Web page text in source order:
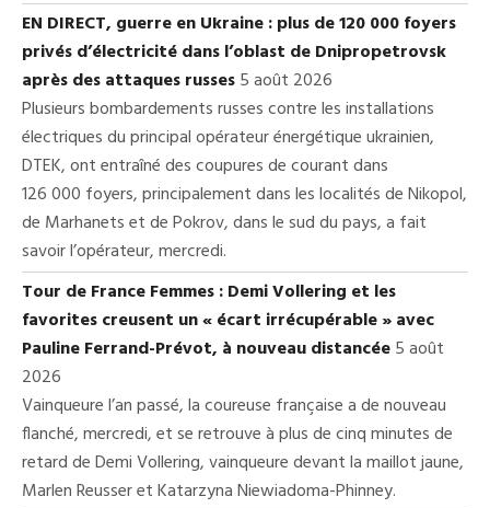
EN DIRECT, guerre en Ukraine : plus de 120 000 foyers
privés d’électricité dans l’oblast de Dnipropetrovsk
après des attaques russes5 août 2026
Plusieurs bombardements russes contre les installations
électriques du principal opérateur énergétique ukrainien,
DTEK, ont entraîné des coupures de courant dans
126 000 foyers, principalement dans les localités de Nikopol,
de Marhanets et de Pokrov, dans le sud du pays, a fait
savoir l’opérateur, mercredi.
Tour de France Femmes : Demi Vollering et les
favorites creusent un « écart irrécupérable » avec
Pauline Ferrand-Prévot, à nouveau distancée5 août
2026
Vainqueure l’an passé, la coureuse française a de nouveau
flanché, mercredi, et se retrouve à plus de cinq minutes de
retard de Demi Vollering, vainqueure devant la maillot jaune,
Marlen Reusser et Katarzyna Niewiadoma-Phinney.